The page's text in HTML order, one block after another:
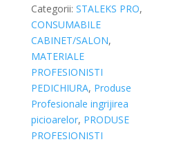
Expert
6mm/14mm
FT70R060/14
Categorii:STALEKS PRO,
CONSUMABILE
CABINET/SALON,
MATERIALE
PROFESIONISTI
PEDICHIURA, Produse
Profesionale ingrijirea
picioarelor, PRODUSE
PROFESIONISTI